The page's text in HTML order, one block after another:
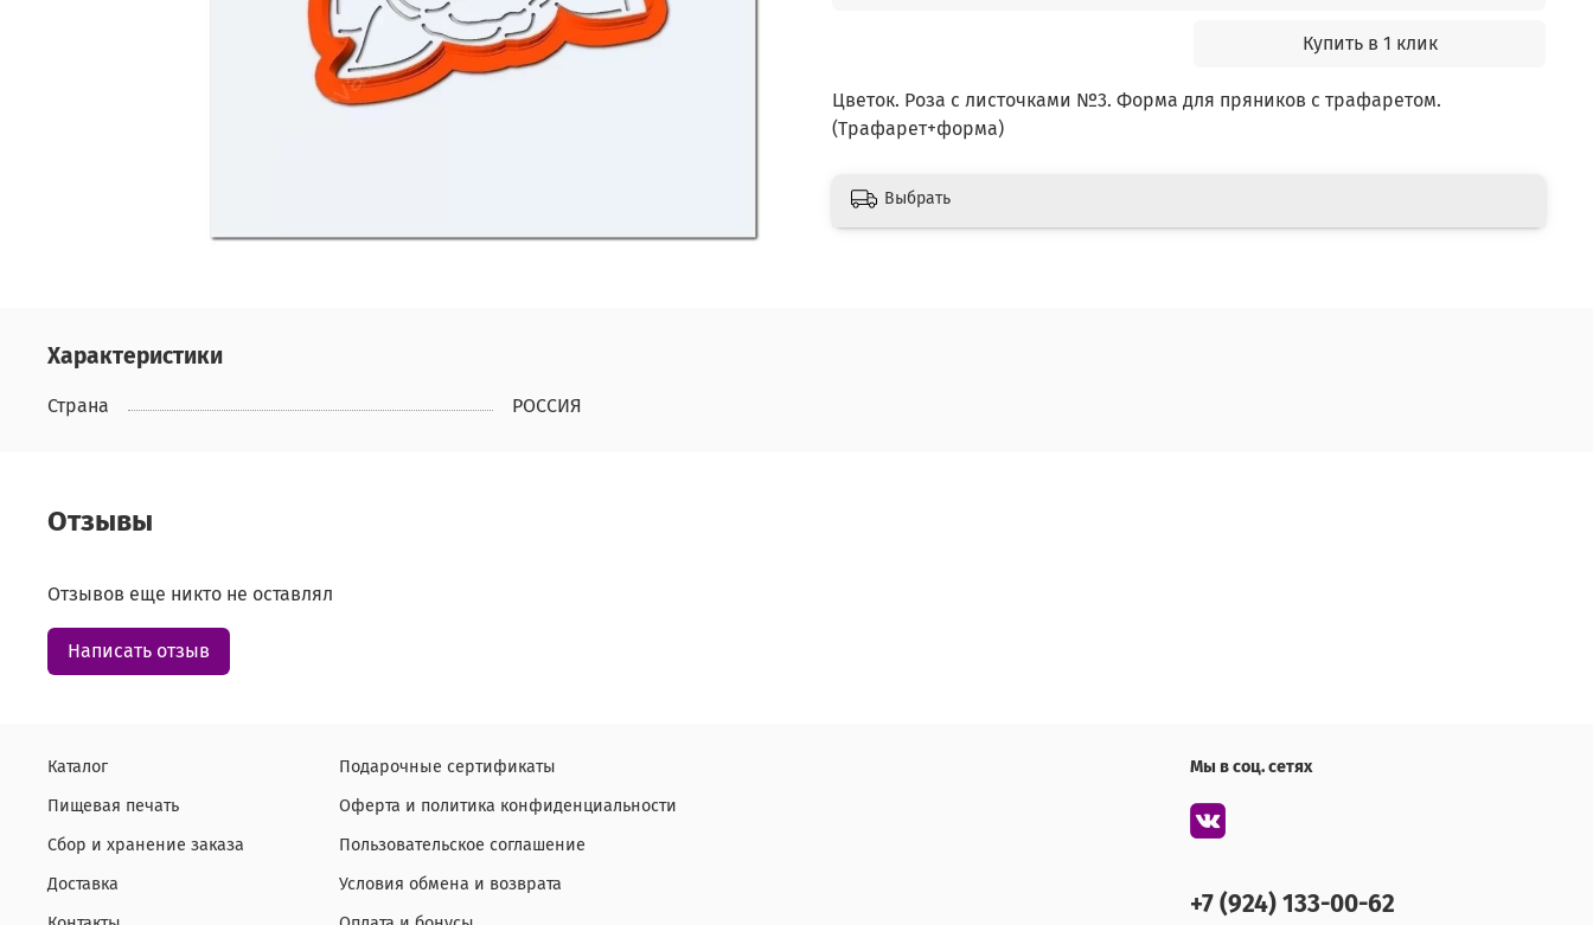
Купить в 1 клик
Цветок. Роза с листочками №3. Форма для пряников с трафаретом.
(Трафарет+форма)
Выбрать
Характеристики
Страна РОССИЯ
Отзывы
Отзывов еще никто не оставлял
Написать отзыв
Каталог
Пищевая печать
Сбор и хранение заказа
Доставка
Подарочные сертификаты
Оферта и политика конфиденциальности
Пользовательское соглашение
Условия обмена и возврата
Мы в соц. сетях
+7 (924) 133-00-62